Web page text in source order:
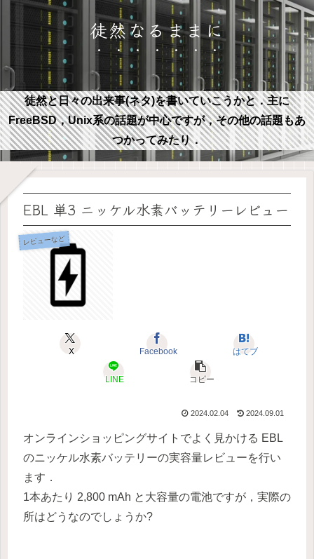
徒然なるままに
徒然と日々の出来事(ネタ)を書いていこうかと．主に
FreeBSD，Unix系の話題が中心ですが，その他の話題もあ
つかってみたり．
EBL 単3 ニッケル水素バッテリーレビュー
レビューなど
X Facebook はてブ
LINE コピー
2024.02.04 2024.09.01
オンラインショッピングサイトでよく見かける EBL
のニッケル水素バッテリーの実容量レビューを行い
ます．
1本あたり 2,800 mAh と大容量の電池ですが，実際の
所はどうなのでしょうか?